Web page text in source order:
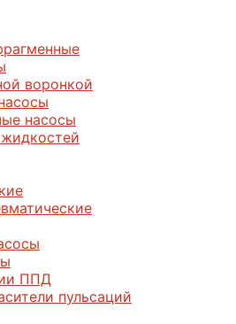
воронкой
насосы
ППД
пульсаций